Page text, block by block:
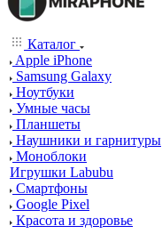
Каталог
Apple iPhone
Samsung Galaxy
Ноутбуки
Умные часы
Планшеты
Наушники и гарнитуры
Моноблоки
Игрушки Labubu
Смартфоны
Google Pixel
Красота и здоровье